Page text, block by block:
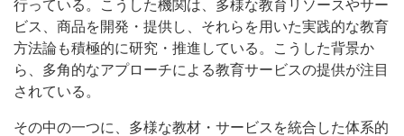
行っている。こうした機関は、多様な教育リソースやサー
ビス、商品を開発・提供し、それらを用いた実践的な教育
方法論も積極的に研究・推進している。こうした背景か
ら、多角的なアプローチによる教育サービスの提供が注目
されている。
その中の一つに、多様な教材・サービスを統合した体系的